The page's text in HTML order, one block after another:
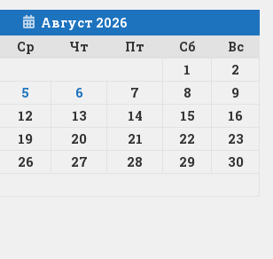
Август 2026
Ср Чт Пт Сб Вс
1
2
5 6 7 8
9
12 13 14 15
16
19 20 21 22
23
26 27 28 29
30